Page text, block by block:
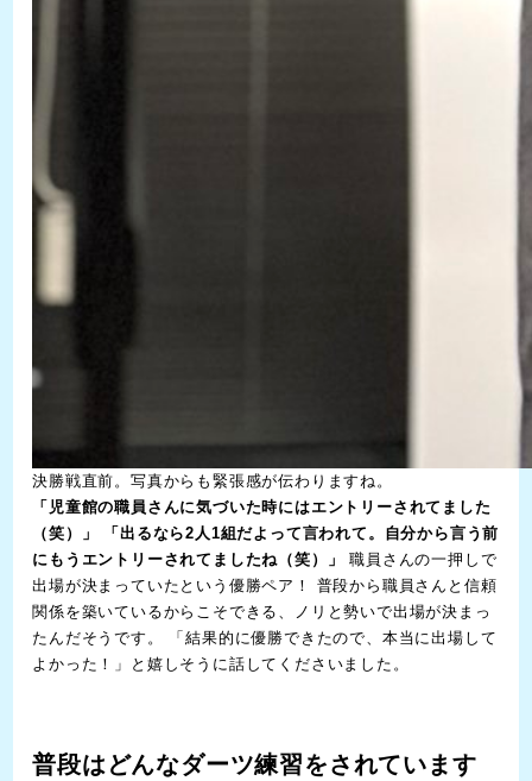
決勝戦直前。写真からも緊張感が伝わりますね。
「児童館の職員さんに気づいた時にはエントリーされてました
（笑）」
「出るなら2人1組だよって言われて。自分から言う前
にもうエントリーされてましたね（笑）」
職員さんの一押しで
出場が決まっていたという優勝ペア！ 普段から職員さんと信頼
関係を築いているからこそできる、ノリと勢いで出場が決まっ
たんだそうです。 「結果的に優勝できたので、本当に出場して
よかった！」と嬉しそうに話してくださいました。
普段はどんなダーツ練習をされています